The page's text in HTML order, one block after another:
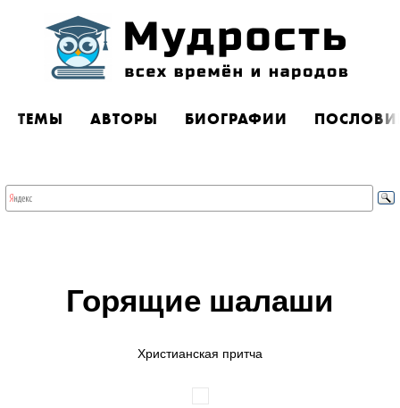
ТЕМЫ АВТОРЫ БИОГРАФИИ
Горящие шалаши
Христианская притча